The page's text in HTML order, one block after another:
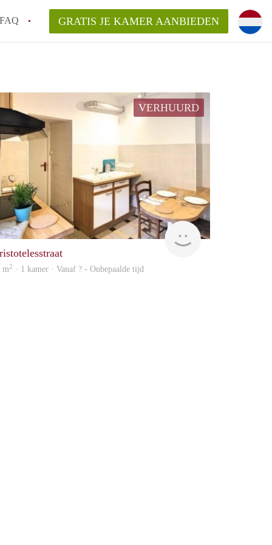
FAQ
als ik een kamer huur in
kamer vind?
in Rotterdam?
ik het beste wonen als student?
GRATIS JE KAMER AANBIEDEN
VERHUURD
rent
m2 · 1 kamer · Vanaf ? - Onbepaalde tijd